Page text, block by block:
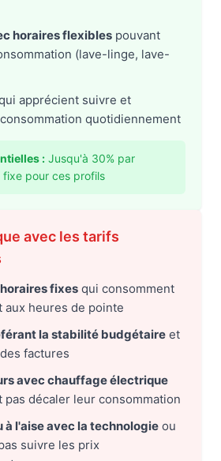
horaires flexibles pouvant
(lave-linge, lave-
apprécient suivre et
quotidiennement
: Jusqu'à 30% par
pour ces profils
avec les tarifs
fixes qui consomment
aux heures de pointe
la stabilité budgétaire et
factures
avec chauffage électrique
pas décaler leur consommation
à l'aise avec la technologie ou
suivre les prix